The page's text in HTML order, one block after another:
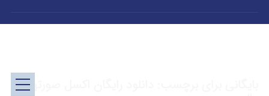
بایگانی برای برچسب: دانلود رایگان اکسل صورتهای